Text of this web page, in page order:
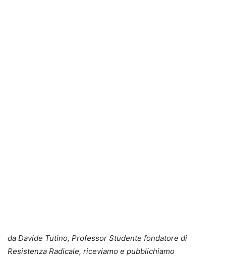
da Davide Tutino, Professor Studente fondatore di
Resistenza Radicale, riceviamo e pubblichiamo